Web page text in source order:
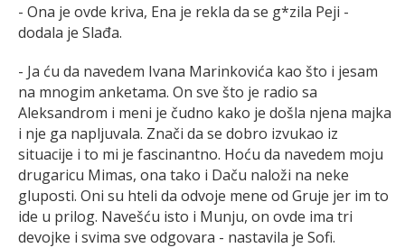
- Ona je ovde kriva, Ena je rekla da se g*zila Peji -
dodala je Slađa.
- Ja ću da navedem Ivana Marinkovića kao što i jesam
na mnogim anketama. On sve što je radio sa
Aleksandrom i meni je čudno kako je došla njena majka
i nje ga napljuvala. Znači da se dobro izvukao iz
situacije i to mi je fascinantno. Hoću da navedem moju
drugaricu Mimas, ona tako i Daču naloži na neke
gluposti. Oni su hteli da odvoje mene od Gruje jer im to
ide u prilog. Navešću isto i Munju, on ovde ima tri
devojke i svima sve odgovara - nastavila je Sofi.